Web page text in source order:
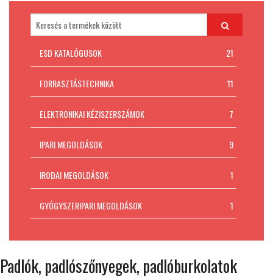
Padlókivitelezés
MI AZ ESD VÉDELEM?
ESD KATALÓGUSOK 21
FORRASZTÁSTECHNIKA 11
ELEKTRONIKAI KÉZISZERSZÁMOK 7
IPARI MEGOLDÁSOK 9
IRODAI MEGOLDÁSOK 1
GYÓGYSZERIPARI MEGOLDÁSOK 1
Padlók, padlószőnyegek, padlóburkolatok